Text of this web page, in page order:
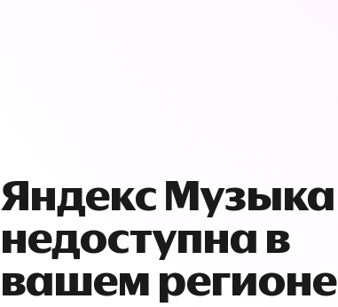
Яндекс Музыка
недоступна в
вашем регионе